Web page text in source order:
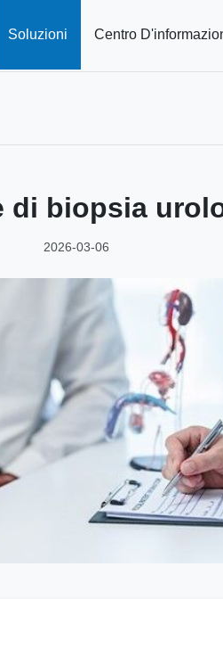
Soluzioni Centro
di biopsia
2026-03-06